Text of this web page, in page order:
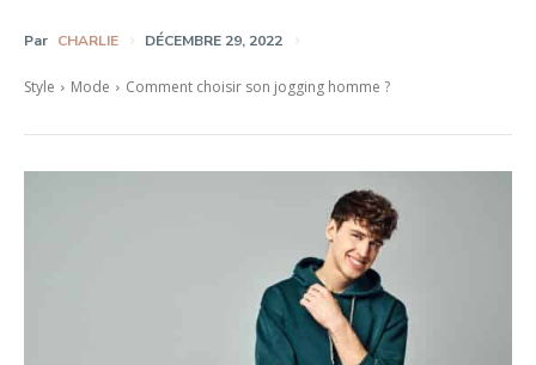
Par CHARLIE DÉCEMBRE 29, 2022
Style Mode Comment choisir son jogging homme ?